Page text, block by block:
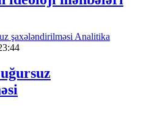
Analitika